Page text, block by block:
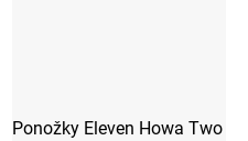
Ponožky Eleven Howa Two